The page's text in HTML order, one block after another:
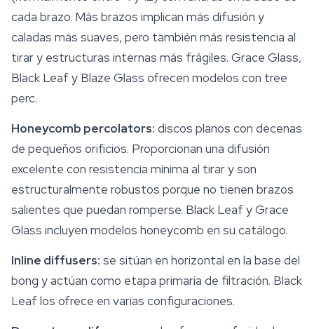
cada brazo. Más brazos implican más difusión y
caladas más suaves, pero también más resistencia al
tirar y estructuras internas más frágiles. Grace Glass,
Black Leaf y Blaze Glass ofrecen modelos con tree
perc.
Honeycomb percolators: discos planos con decenas
de pequeños orificios. Proporcionan una difusión
excelente con resistencia mínima al tirar y son
estructuralmente robustos porque no tienen brazos
salientes que puedan romperse. Black Leaf y Grace
Glass incluyen modelos honeycomb en su catálogo.
Inline diffusers: se sitúan en horizontal en la base del
bong y actúan como etapa primaria de filtración. Black
Leaf los ofrece en varias configuraciones.